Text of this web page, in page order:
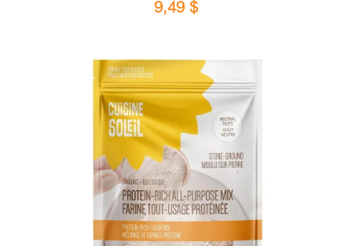
9,49 $
AJOUTER AU PANIER / DÉTAILS